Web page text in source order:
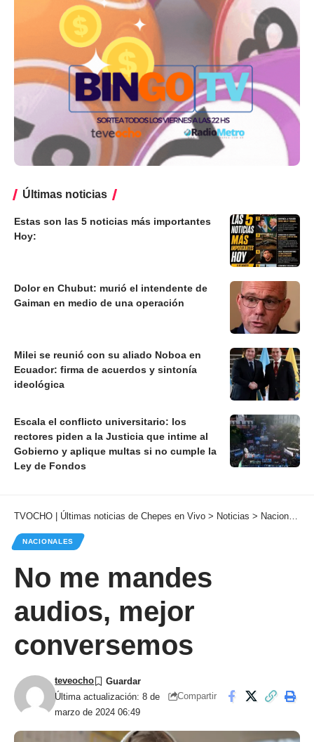
Últimas noticias
Estas son las 5 noticias más importantes
Hoy:
Dolor en Chubut: murió el intendente de
Gaiman en medio de una operación
Milei se reunió con su aliado Noboa en
Ecuador: firma de acuerdos y sintonía
ideológica
Escala el conflicto universitario: los
rectores piden a la Justicia que intime al
Gobierno y aplique multas si no cumple la
Ley de Fondos
TVOCHO | Últimas noticias de Chepes en Vivo > Noticias > Nacionales
NACIONALES
No me mandes
audios, mejor
conversemos
Última actualización: 8 de
marzo de 2024 06:49
teveocho
Compartir